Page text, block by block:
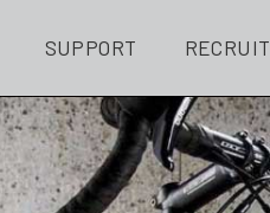
SUPPORT RECRUIT